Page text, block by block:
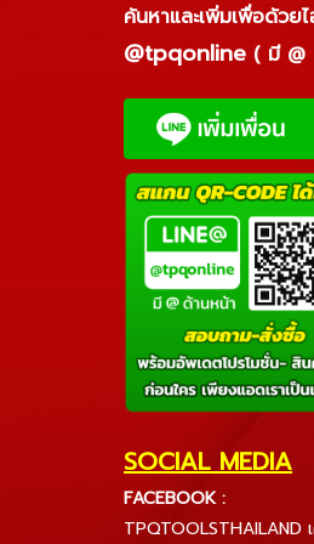
ค้นหาและเพิ่มเพื่อด้วย
@tpqonline ( มี @
SOCIAL MEDIA
FACEBOOK :
TPQTOOLSTHAILAND